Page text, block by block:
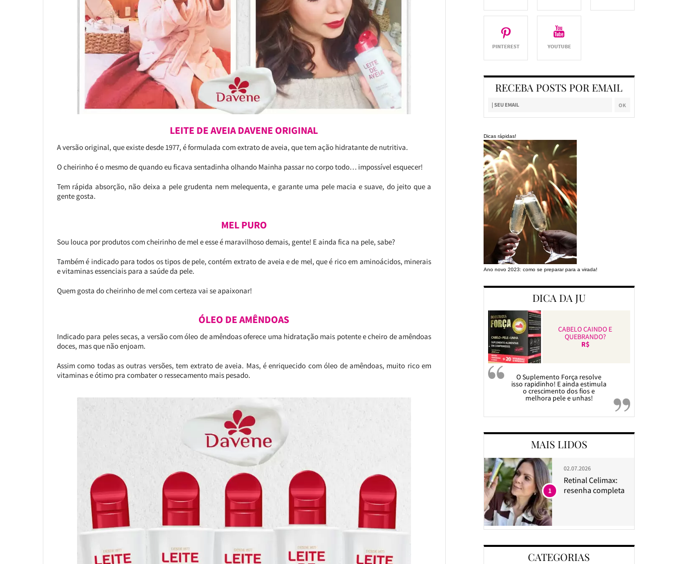
LEITE DE AVEIA DAVENE ORIGINAL
A versão original, que existe desde 1977, é formulada com extrato de aveia, que tem ação hidratante de nutritiva.
O cheirinho é o mesmo de quando eu ficava sentadinha olhando Mainha passar no corpo todo… impossível esquecer!
Tem rápida absorção, não deixa a pele grudenta nem melequenta, e garante uma pele macia e suave, do jeito que a
gente gosta.
MEL PURO
Sou louca por produtos com cheirinho de mel e esse é maravilhoso demais, gente! E ainda fica na pele, sabe?
Também é indicado para todos os tipos de pele, contém extrato de aveia e de mel, que é rico em aminoácidos, minerais
e vitaminas essenciais para a saúde da pele.
Quem gosta do cheirinho de mel com certeza vai se apaixonar!
ÓLEO DE AMÊNDOAS
Indicado para peles secas, a versão com óleo de amêndoas oferece uma hidratação mais potente e cheiro de amêndoas
doces, mas que não enjoam.
Assim como todas as outras versões, tem extrato de aveia. Mas, é enriquecido com óleo de amêndoas, muito rico em
vitaminas e ótimo pra combater o ressecamento mais pesado.
RECEBA POSTS POR EMAIL
Dicas rápidas!
Ano novo 2023: como se preparar para a virada!
DICA DA JU
CABELO CAINDO E
QUEBRANDO?
R$
O Suplemento Força resolve
isso rapidinho! E ainda estimula
o crescimento dos fios e
melhora pele e unhas!
MAIS LIDOS
02.07.2026
Retinal Celimax:
resenha completa
1
CATEGORIAS